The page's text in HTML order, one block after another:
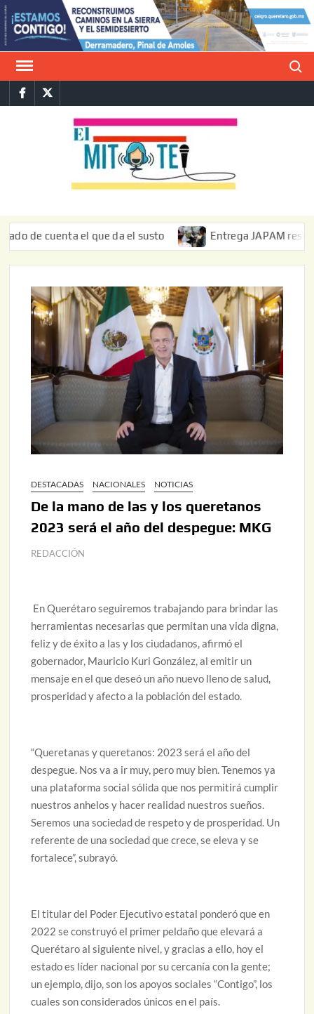
Saltar
al
contenido
FacebookTwitter
el que da el susto Entrega JAPAM restauración
DESTACADAS NACIONALES NOTICIAS
De la mano de las y los queretanos
2023 será el año del despegue: MKG
REDACCIÓN
En Querétaro seguiremos trabajando para brindar las
herramientas necesarias que permitan una vida digna,
feliz y de éxito a las y los ciudadanos, afirmó el
gobernador, Mauricio Kuri González, al emitir un
mensaje en el que deseó un año nuevo lleno de salud,
prosperidad y afecto a la población del estado.
“Queretanas y queretanos: 2023 será el año del
despegue. Nos va a ir muy, pero muy bien. Tenemos ya
una plataforma social sólida que nos permitirá cumplir
nuestros anhelos y hacer realidad nuestros sueños.
Seremos una sociedad de respeto y de prosperidad. Un
referente de una sociedad que crece, se eleva y se
fortalece”, subrayó.
El titular del Poder Ejecutivo estatal ponderó que en
2022 se construyó el primer peldaño que elevará a
Querétaro al siguiente nivel, y gracias a ello, hoy el
estado es líder nacional por su cercanía con la gente;
un ejemplo, dijo, son los apoyos sociales “Contigo”, los
cuales son considerados únicos en el país.